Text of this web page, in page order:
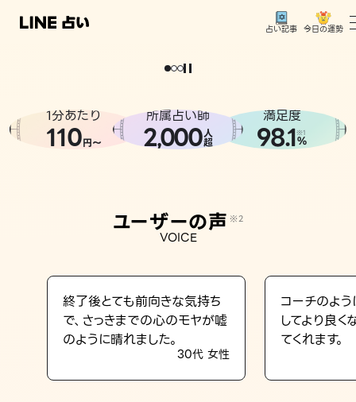
占い記事 今日の運勢
相談事例
LINE占いを開く
どうせなら
。
1分あたり
110円〜
所属占い師
2,000人
超
満足度
98.1※1
%
ユーザーの声 ※2
VOICE
終了後とても前向きな気持ち
で、さっきまでの心のモヤが嘘
のように晴れました。
30代 女性
コーチのよ
してより良
てくれます。